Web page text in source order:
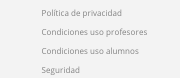
Política de privacidad
Condiciones uso profesores
Condiciones uso alumnos
Seguridad